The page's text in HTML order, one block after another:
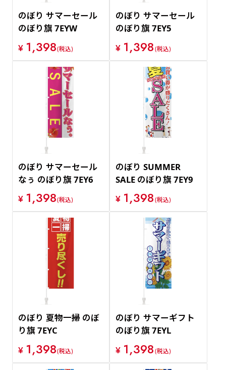
のぼり サマーセール
のぼり旗 7EYW
¥ 1,398(税込)
のぼり サマーセール
のぼり旗 7EY5
¥ 1,398(税込)
のぼり サマーセール
なぅ のぼり旗 7EY6
¥ 1,398(税込)
のぼり SUMMER
SALE のぼり旗 7EY9
¥ 1,398(税込)
のぼり 夏物一掃 のぼ
り旗 7EYC
¥ 1,398(税込)
のぼり サマーギフト
のぼり旗 7EYL
¥ 1,398(税込)